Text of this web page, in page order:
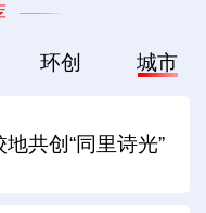
环创 城市
共创“同里诗光”